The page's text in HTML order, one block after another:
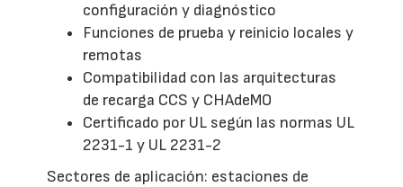
configuración y diagnóstico
Funciones de prueba y reinicio locales y
remotas
Compatibilidad con las arquitecturas
de recarga CCS y CHAdeMO
Certificado por UL según las normas UL
2231-1 y UL 2231-2
Sectores de aplicación: estaciones de